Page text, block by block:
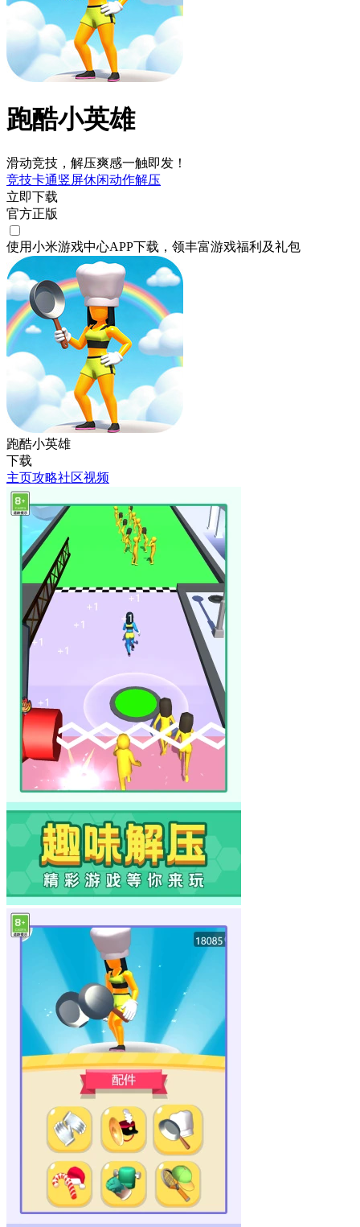
跑酷小英雄
滑动竞技，解压爽感一触即发！
竞技卡通竖屏休闲动作解压
立即下载
官方正版
使用小米游戏中心APP下载 ，领丰富游戏福利 及礼包
跑酷小英雄
下载
主页攻略社区视频